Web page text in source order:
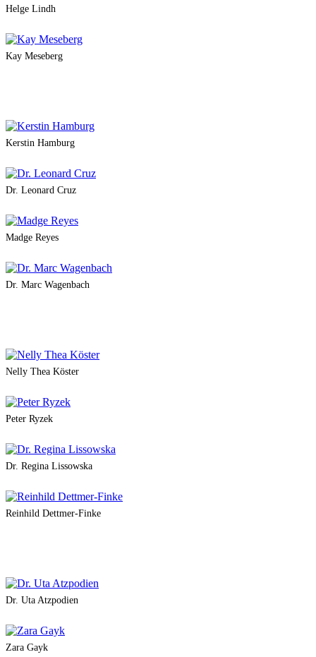
Helge Lindh
Kay Meseberg
Kerstin Hamburg
Dr. Leonard Cruz
Madge Reyes
Dr. Marc Wagenbach
Nelly Thea Köster
Peter Ryzek
Dr. Regina Lissowska
Reinhild Dettmer-Finke
Dr. Uta Atzpodien
Zara Gayk